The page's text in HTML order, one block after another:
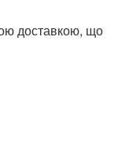
доставкою, що